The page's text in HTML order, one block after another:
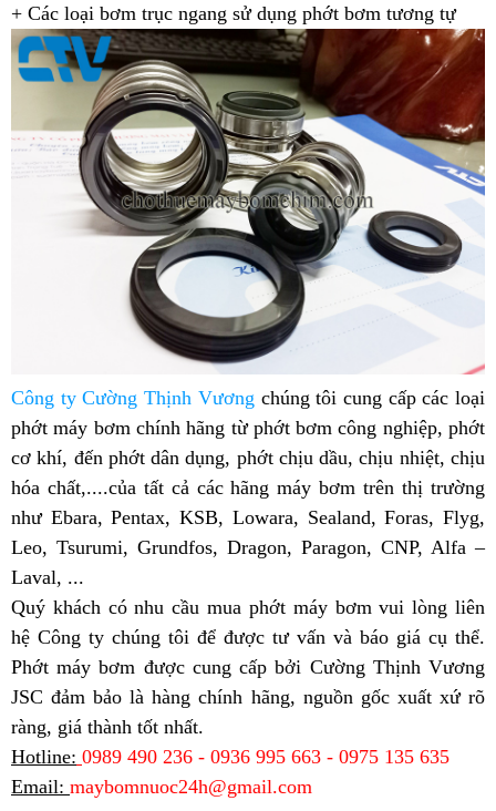
+ Các loại bơm trục ngang sử dụng phớt bơm tương tự
Công ty Cường Thịnh Vương chúng tôi cung cấp các loại
phớt máy bơm chính hãng từ phớt bơm công nghiệp, phớt
cơ khí, đến phớt dân dụng, phớt chịu dầu, chịu nhiệt, chịu
hóa chất,....của tất cả các hãng máy bơm trên thị trường
như Ebara, Pentax, KSB, Lowara, Sealand, Foras, Flyg,
Leo, Tsurumi, Grundfos, Dragon, Paragon, CNP, Alfa –
Laval, ...
Quý khách có nhu cầu mua phớt máy bơm vui lòng liên
hệ Công ty chúng tôi để được tư vấn và báo giá cụ thể.
Phớt máy bơm được cung cấp bởi Cường Thịnh Vương
JSC đảm bảo là hàng chính hãng, nguồn gốc xuất xứ rõ
ràng, giá thành tốt nhất.
Hotline: 0989 490 236 - 0936 995 663 - 0975 135 635
Email: maybomnuoc24h@gmail.com